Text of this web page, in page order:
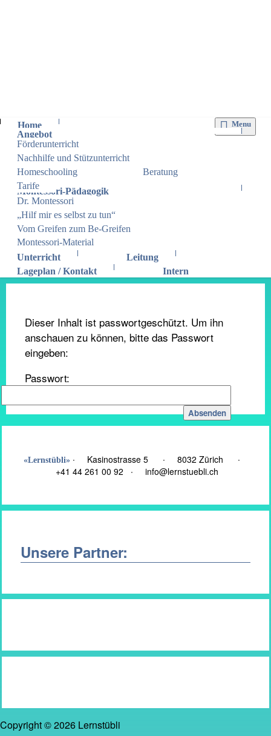
Menu
Home
Angebot
Förderunterricht
Nachhilfe und Stützunterricht
Homeschooling
Beratung
Tarife
Montessori-Pädagogik
Dr. Montessori
„Hilf mir es selbst zu tun“
Vom Greifen zum Be-Greifen
Montessori-Material
Unterricht
Leitung
Lageplan / Kontakt
Intern
Dieser Inhalt ist passwortgeschützt. Um ihn
anschauen zu können, bitte das Passwort
eingeben:
Passwort:
«Lernstübli» ∙ Kasinostrasse 5 ∙ 8032 Zürich
∙
+41 44 261 00 92 ∙ info@lernstuebli.ch
Unsere Partner:
Copyright © 2026 Lernstübli